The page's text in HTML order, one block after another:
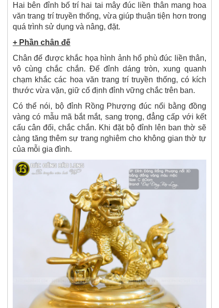
Hai bên đỉnh bố trí hai tai mây đúc liền thân mang hoa
văn trang trí truyền thống, vừa giúp thuận tiện hơn trong
quá trình sử dụng và nâng, đặt.
+ Phần chân đế
Chân đế được khắc họa hình ảnh hổ phù đúc liền thân,
vô cùng chắc chắn. Đế đỉnh dáng tròn, xung quanh
chạm khắc các hoa văn trang trí truyền thống, có kích
thước vừa vặn, giữ cố định đỉnh vững chắc trên ban.
Có thể nói, bộ đỉnh Rồng Phượng đúc nổi bằng đồng
vàng có mẫu mã bắt mắt, sang trọng, đẳng cấp với kết
cấu cân đối, chắc chắn. Khi đặt bộ đỉnh lên ban thờ sẽ
càng tăng thêm sự trang nghiêm cho không gian thờ tự
của mỗi gia đình.